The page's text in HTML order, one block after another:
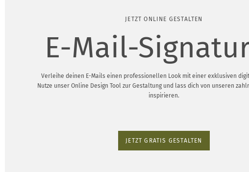
JETZT ONLINE GESTALTEN
E-Mail-
Verleihe deinen E-Mails einen professionellen Look mit einer exklusiven
Nutze unser Online Design Tool zur Gestaltung und lass dich von unseren
inspirieren.
JETZT GRATIS GESTALTEN